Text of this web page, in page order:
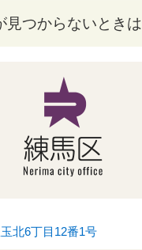
見つからないときは
北6丁目12番1号